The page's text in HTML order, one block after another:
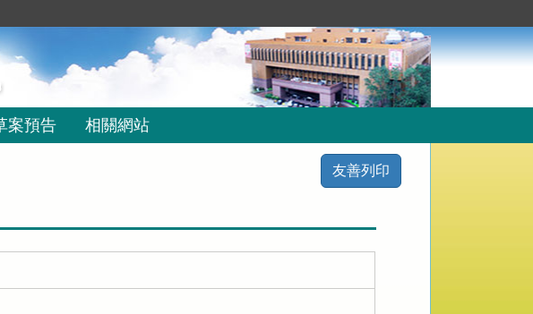
案預告 相關網站
友善列印